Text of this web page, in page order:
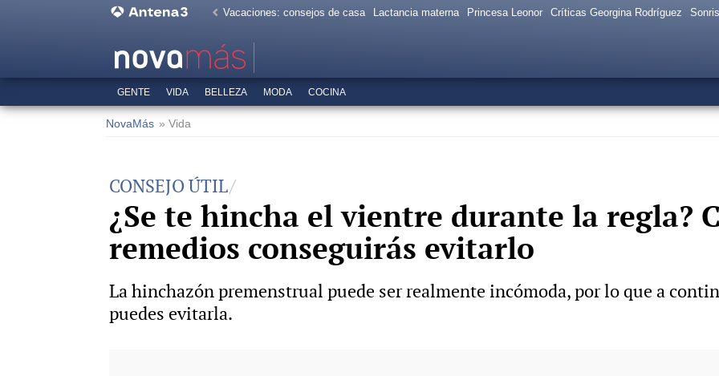
Vacaciones: consejos de casa Lactancia materna Princesa Leonor Críticas Georgina Rodríguez
GENTE VIDA BELLEZA MODA COCINA
NovaMás » Vida
CONSEJO ÚTIL
¿Se te hincha el vientre durante la regla?
remedios conseguirás evitarlo
La hinchazón premenstrual puede ser realmente incómoda, por lo que a
puedes evitarla.